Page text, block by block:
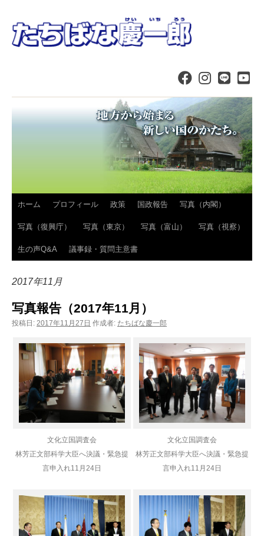
コ
ン
テ
へ
キ
ッ
プ
ホーム プロフィール 政策 国政報告 写真（内閣）
写真（復興庁） 写真（東京） 写真（富山） 写真（視察）
生の声Q&A 議事録・質問主意書
2017年11月
写真報告（2017年11月）
投稿日: 2017年11月27日 作成者: たちばな慶一郎
文化立国調査会
林芳正文部科学大臣へ決議・緊急提
言申入れ11月24日
文化立国調査会
林芳正文部科学大臣へ決議・緊急提
言申入れ11月24日